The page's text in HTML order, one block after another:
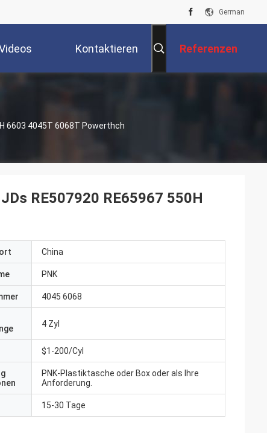
German
Kontaktieren Referenzen
6603 4045T 6068T Powerthch
RE507920 RE65967 550H
China
PNK
4045 6068
4 Zyl
$1-200/Cyl
PNK-Plastiktasche oder Box oder als Ihre
Anforderung.
15-30 Tage